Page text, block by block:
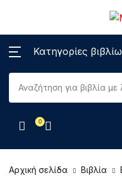
Κατηγορίες
0
Βιβλία
e-book
DVD, cd-rom
DVD
Δεν
Αρχική σελίδα Βιβλία